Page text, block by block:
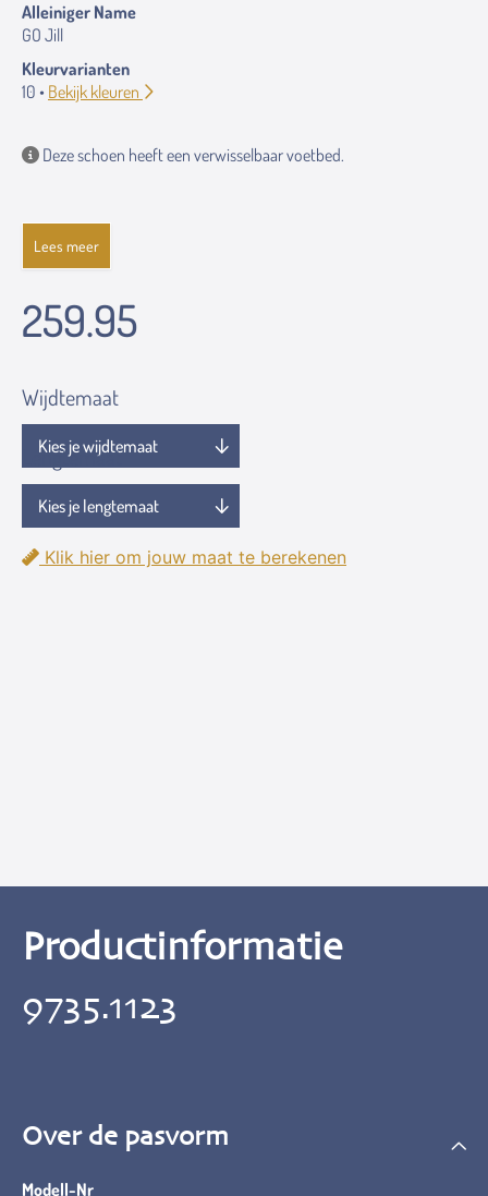
Alleiniger Name
GO Jill
Kleurvarianten
10 • Bekijk kleuren
Deze schoen heeft een verwisselbaar voetbed.
Lees meer
259.95
Wijdtemaat
Lengtemaat
Klik hier om jouw maat te berekenen
Productinformatie
9735.1123
Over de pasvorm
Modell-Nr